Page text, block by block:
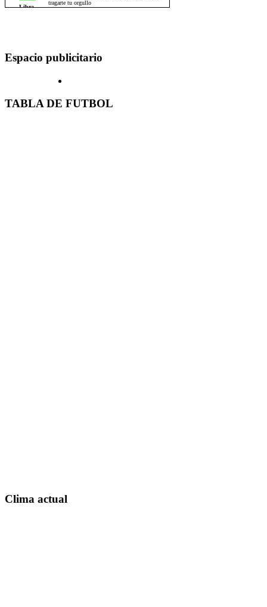
Espacio publicitario
TABLA DE FUTBOL
Clima actual